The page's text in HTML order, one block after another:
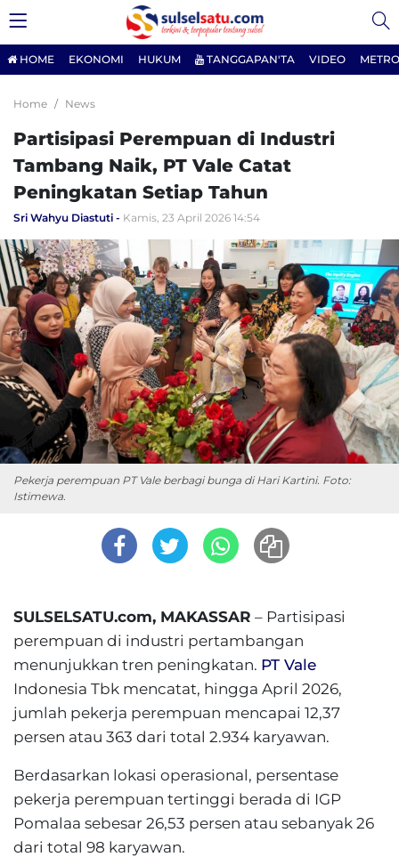
HOME EKONOMI HUKUM TANGGAPAN'TA VIDEO
Home News
Partisipasi Perempuan di Industri
Tambang Naik, PT Vale Catat
Peningkatan Setiap Tahun
Sri Wahyu Diastuti Kamis, 23 April 2026 14:54
Pekerja perempuan PT Vale berbagi bunga di Hari Kartini. Foto:
Istimewa.
SULSELSATU.com, MAKASSAR – Partisipasi
perempuan di industri pertambangan
menunjukkan tren peningkatan. PT Vale
Indonesia Tbk mencatat, hingga April 2026,
jumlah pekerja perempuan mencapai 12,37
persen atau 363 dari total 2.934 karyawan.
Berdasarkan lokasi operasional, persentase
pekerja perempuan tertinggi berada di IGP
Pomalaa sebesar 26,53 persen atau sebanyak 26
dari total 98 karyawan.